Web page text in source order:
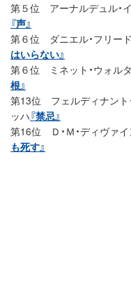
第５位 アーナルデュル・
『声』
第６位 ダニエル・フリー
はいらない』
第６位 ミネット・ウォル
根』
第13位 フェルディナント
ッハ『禁忌』
第16位 Ｄ・Ｍ・ディヴァイ
も死す』